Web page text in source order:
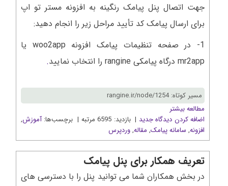
جهت اتصال پنل پیامک رنگینه به افزونه مستر تو اپ
برای ارسال پیامک کد تأیید مراحل زیر را انجام دهید:
1- در صفحه تنظیمات پیامک افزونه woo2app یا
mr2app درگاه پیامکی rangine را انتخاب نمایید
.
مسیر کوتاه: rangine.ir/node/1254
مطالعه بیشتر
اضافه کردن دیدگاه جدید | بازدید: 6595 مرتبه | برچسب‌ها: آموزش,
افزونه, سامانه پیامک, مقاله,وردپرس
تعریف همکار برای پنل پیامک
در بخش همکاران شما می توانید پنل را با دسترسی های